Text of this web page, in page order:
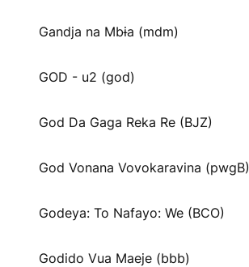
Gandja na Mbɨa (mdm)
GOD - u2 (god)
God Da Gaga Reka Re (BJZ)
God Vonana Vovokaravina (pwgB)
Godeya: To Nafayo: We (BCO)
Godido Vua Maeje (bbb)